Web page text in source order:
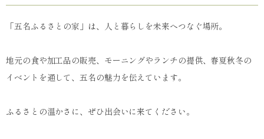
「五名ふるさとの家」は、人と暮らしを未来へつなぐ場所。
地元の食や加工品の販売、モーニングやランチの提供、春夏秋冬の
イベントを通して、五名の魅力を伝えています。
ふるさとの温かさに、ぜひ出会いに来てください。